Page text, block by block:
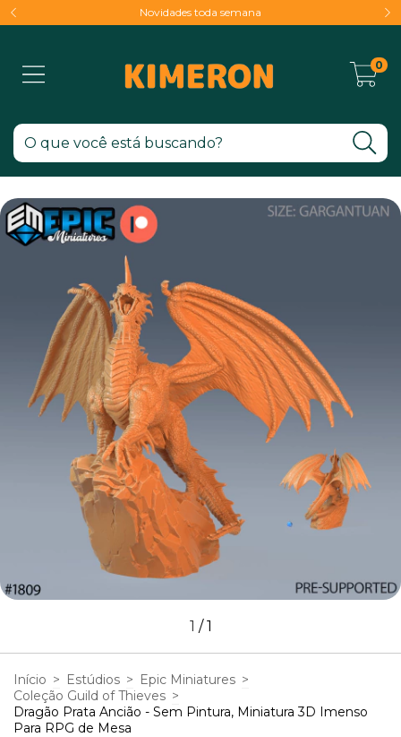
Novidades toda semana
0
1 /1
Início > Estúdios > Epic Miniatures >
Coleção Guild of Thieves >
Dragão Prata Ancião - Sem Pintura, Miniatura 3D Imenso
Para RPG de Mesa